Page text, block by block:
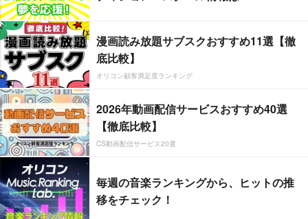
漫画読み放題サブスクおすすめ11選【徹
底比較】
オリコン顧客満足度ランキング
2026年動画配信サービスおすすめ40選
【徹底比較】
CS動画配信サービス20選
毎週の音楽ランキングから、ヒットの推
移をチェック！